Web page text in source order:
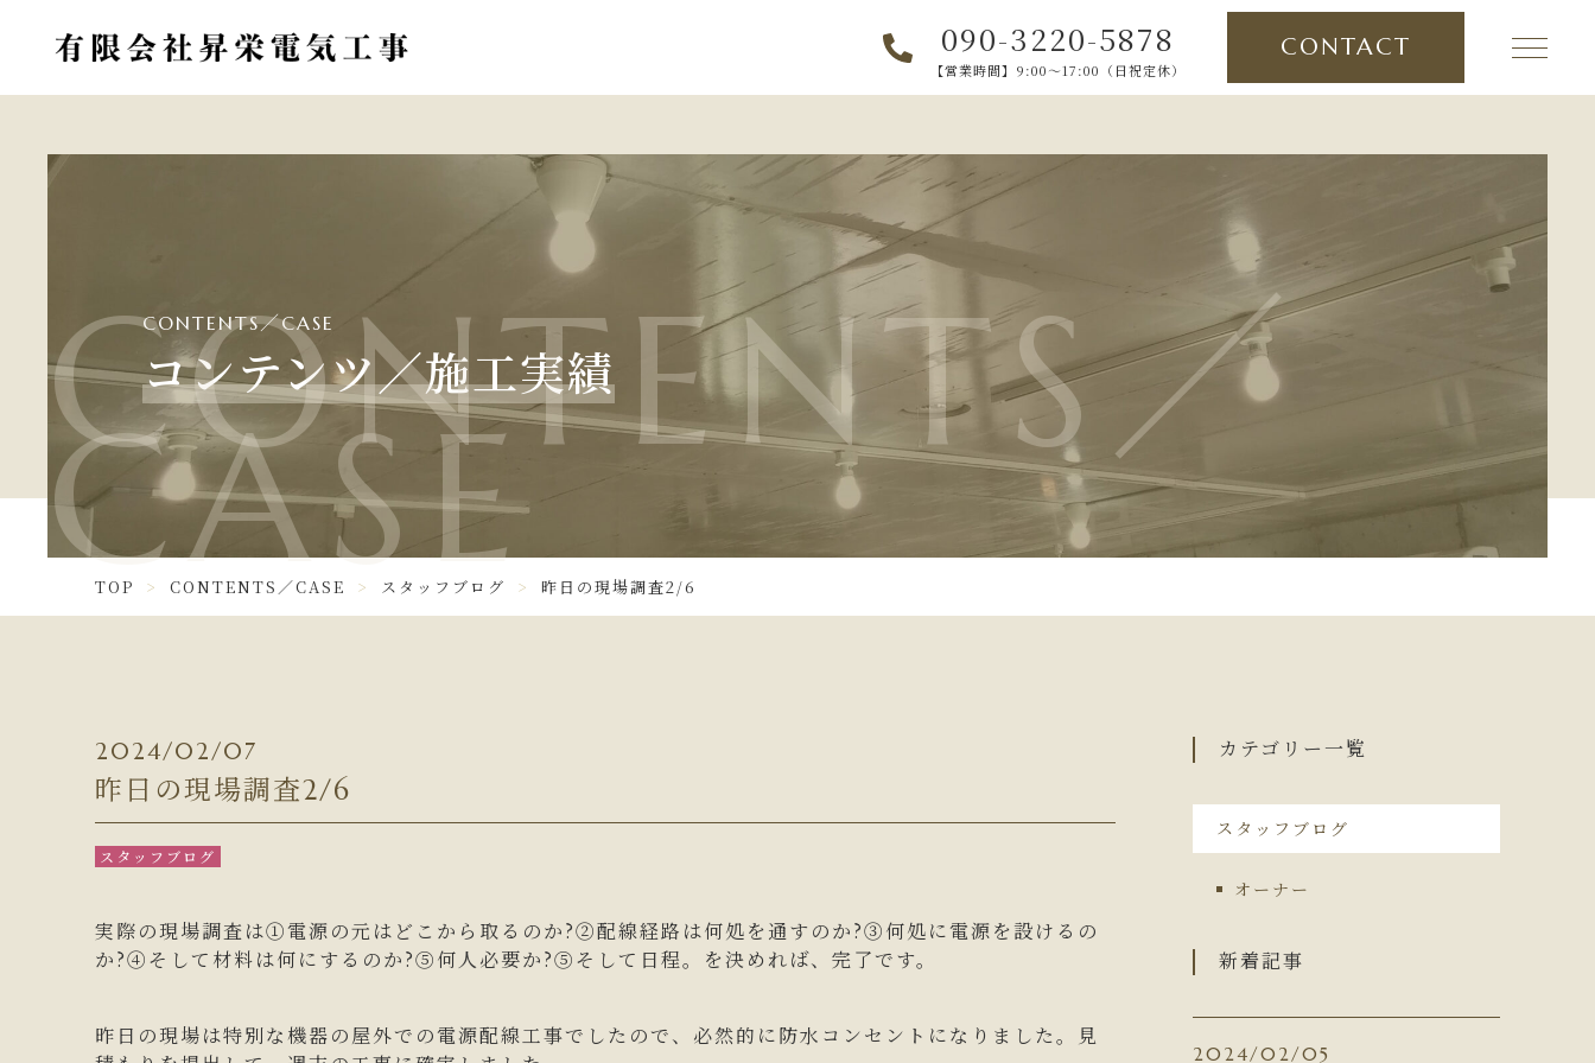
090-3220-5878
【営業時間】9:00～17:00（日祝定休）
CONTACT
TOP
PICK UP
SERVICE
INFORMATION
CONTENTS／CASE
コンテンツ／施工実績
CONTENTS／
CASE
TOP CONTENTS／CASE スタッフブログ 昨日の現場調査2/6
2024/02/07
昨日の現場調査2/6
スタッフブログ
実際の現場調査は①電源の元はどこから取るのか?②配線経路は何処を通すのか?③何処に電源を設けるの
か?④そして材料は何にするのか?⑤何人必要か?⑤そして日程。を決めれば、完了です。
昨日の現場は特別な機器の屋外での電源配線工事でしたので、必然的に防水コンセントになりました。見
カテゴリー一覧
スタッフブログ
オーナー
新着記事
2024/02/05